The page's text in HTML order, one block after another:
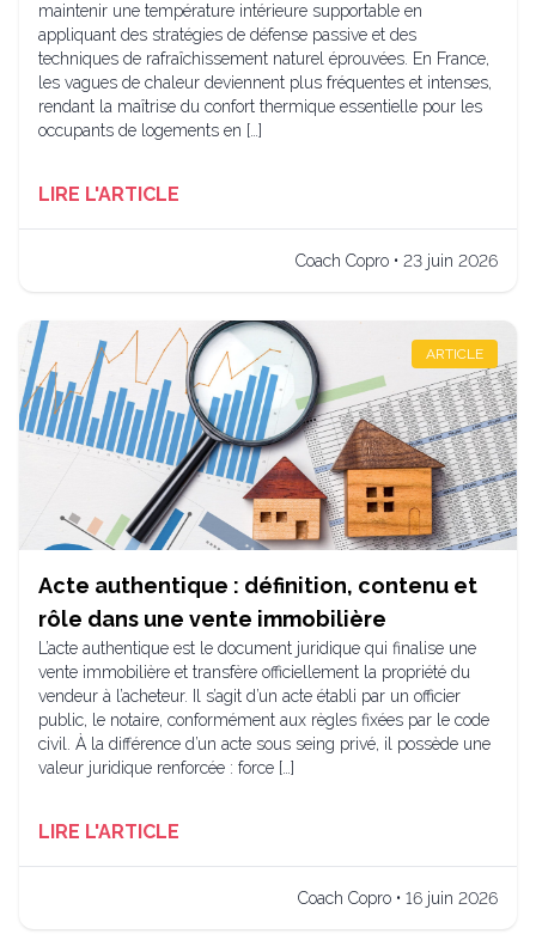
maintenir une température intérieure supportable en
appliquant des stratégies de défense passive et des
techniques de rafraîchissement naturel éprouvées. En France,
les vagues de chaleur deviennent plus fréquentes et intenses,
rendant la maîtrise du confort thermique essentielle pour les
occupants de logements en […]
LIRE L'ARTICLE
Coach Copro • 23 juin 2026
ARTICLE
Acte authentique : définition, contenu et
rôle dans une vente immobilière
L’acte authentique est le document juridique qui finalise une
vente immobilière et transfère officiellement la propriété du
vendeur à l’acheteur. Il s’agit d’un acte établi par un officier
public, le notaire, conformément aux règles fixées par le code
civil. À la différence d’un acte sous seing privé, il possède une
valeur juridique renforcée : force […]
LIRE L'ARTICLE
Coach Copro • 16 juin 2026